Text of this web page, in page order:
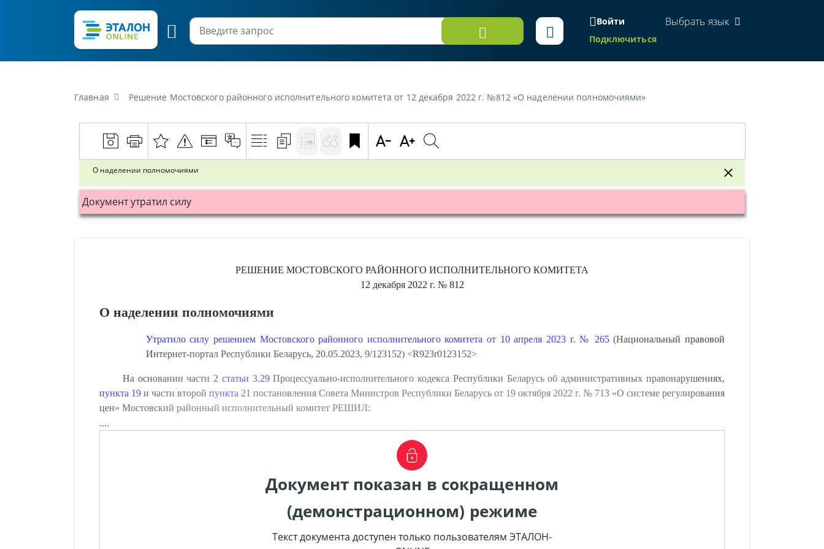
Войти
Подключиться
Выбрать язык
Главная Решение Мостовского районного исполнительного комитета от 12 декабря 2022 г. №812 «О наделении полномочиями»
О наделении полномочиями
Документ утратил силу
РЕШЕНИЕ МОСТОВСКОГО РАЙОННОГО ИСПОЛНИТЕЛЬНОГО КОМИТЕТА
12 декабря 2022 г. № 812
О наделении полномочиями
Утратило силу решением Мостовского районного исполнительного комитета от 10 апреля 2023 г. № 265(Национальный правовой
Интернет-портал Республики Беларусь, 20.05.2023, 9/123152) <R923r0123152>
На основании части 2 статьи 3.29Процессуально-исполнительного кодекса Республики Беларусь об административных правонарушениях,
пункта 19 и части второй пункта 21 постановления Совета Министров Республики Беларусь от 19 октября 2022 г. № 713 «О системе регулирования
цен» Мостовский районный исполнительный комитет РЕШИЛ:
....
Документ показан в сокращенном
(демонстрационном) режиме
Текст документа доступен только пользователям ЭТАЛОН-